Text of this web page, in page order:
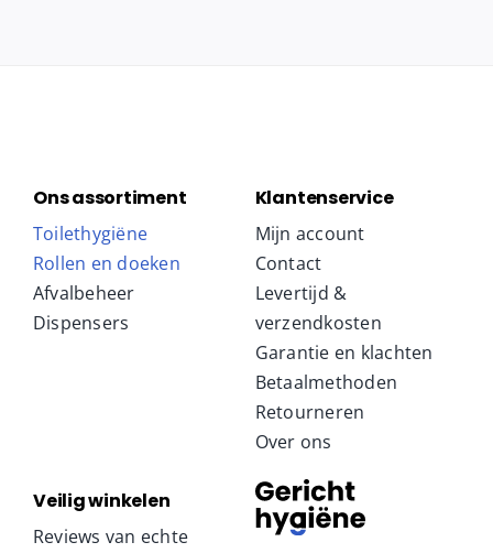
Ons assortiment
Toilethygiëne
Rollen en doeken
Afvalbeheer
Dispensers
Klantenservice
Mijn account
Contact
Levertijd &
verzendkosten
Garantie en klachten
Betaalmethoden
Retourneren
Over ons
Veilig winkelen
Reviews van echte